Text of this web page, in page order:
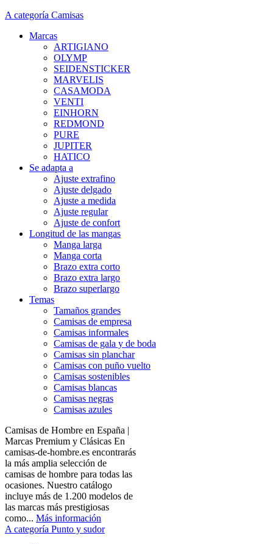
A categoría Camisas
Marcas
ARTIGIANO
OLYMP
SEIDENSTICKER
MARVELIS
CASAMODA
VENTI
EINHORN
REDMOND
PURE
JUPITER
HATICO
Se adapta a
Ajuste extrafino
Ajuste delgado
Ajuste a medida
Ajuste regular
Ajuste de confort
Longitud de las mangas
Manga larga
Manga corta
Brazo extra corto
Brazo extra largo
Brazo superlargo
Temas
Tamaños grandes
Camisas de empresa
Camisas informales
Camisas de gala y de boda
Camisas sin planchar
Camisas con puño vuelto
Camisas sostenibles
Camisas blancas
Camisas negras
Camisas azules
Camisas de Hombre en España |
Marcas Premium y Clásicas En
camisas-de-hombre.es encontrarás
la más amplia selección de
camisas de hombre para todas las
ocasiones. Nuestro catálogo
incluye más de 1.200 modelos de
las marcas más prestigiosas
como... Más información
A categoría Punto y sudor